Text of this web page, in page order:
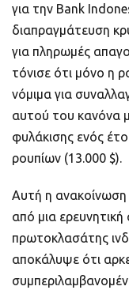
για την Bank
διαπραγμάτευση
για πληρωμές
τόνισε ότι μόνο η
νόμιμα για
αυτού του κανόνα
φυλάκισης ενός
ρουπίων (13.000 $).
Αυτή η ανακοίνωση
από μια
πρωτοκλασάτης
αποκάλυψε ότι